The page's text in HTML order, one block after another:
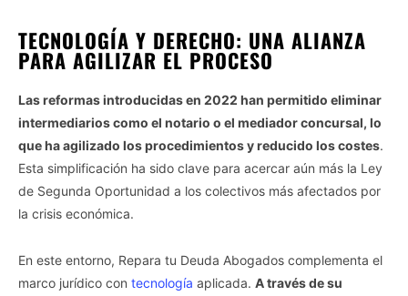
TECNOLOGÍA Y DERECHO: UNA ALIANZA
PARA AGILIZAR EL PROCESO
Las reformas introducidas en 2022 han permitido eliminar
intermediarios como el notario o el mediador concursal, lo
que ha agilizado los procedimientos y reducido los costes.
Esta simplificación ha sido clave para acercar aún más la Ley
de Segunda Oportunidad a los colectivos más afectados por
la crisis económica.
En este entorno, Repara tu Deuda Abogados complementa el
marco jurídico con tecnología aplicada. A través de su